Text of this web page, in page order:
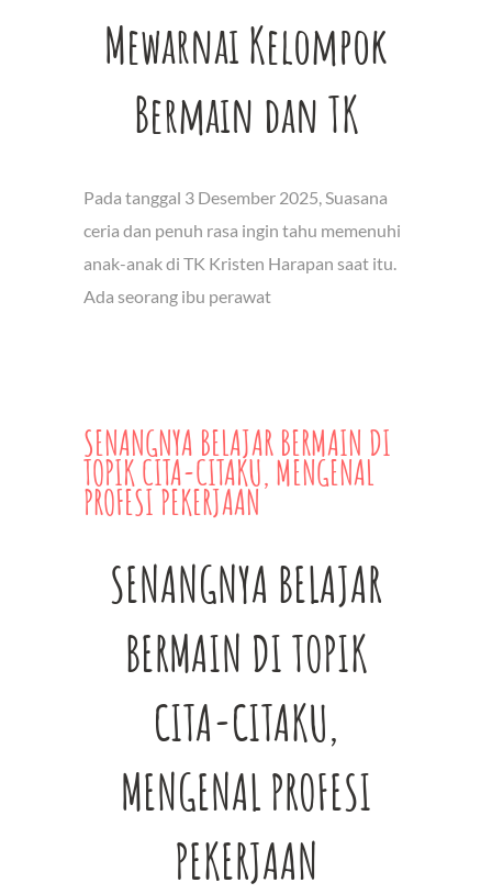
Mewarnai Kelompok
Bermain dan TK
Pada tanggal 3 Desember 2025, Suasana
ceria dan penuh rasa ingin tahu memenuhi
anak-anak di TK Kristen Harapan saat itu.
Ada seorang ibu perawat
SENANGNYA BELAJAR BERMAIN DI
TOPIK CITA-CITAKU, MENGENAL
PROFESI PEKERJAAN
SENANGNYA BELAJAR
BERMAIN DI TOPIK
CITA-CITAKU,
MENGENAL PROFESI
PEKERJAAN